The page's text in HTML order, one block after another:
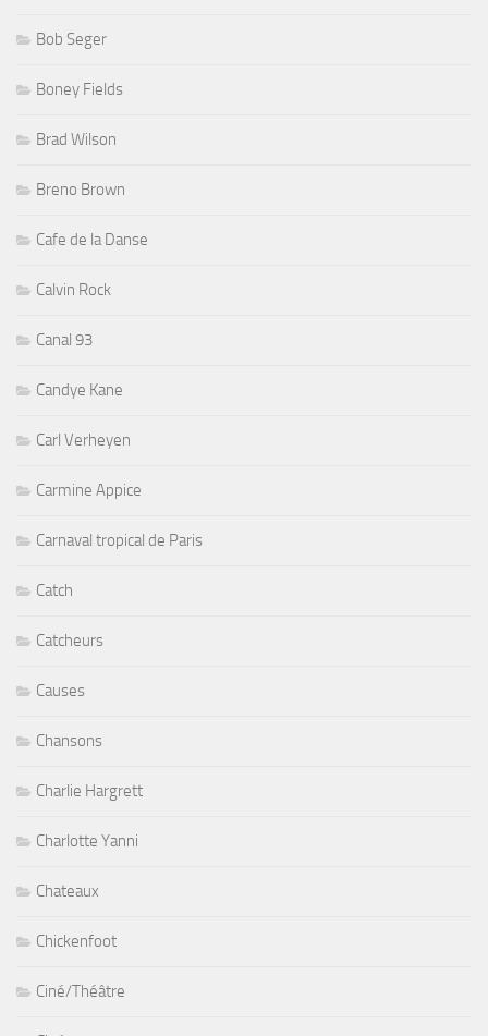
Bob Seger
Boney Fields
Brad Wilson
Breno Brown
Cafe de la Danse
Calvin Rock
Canal 93
Candye Kane
Carl Verheyen
Carmine Appice
Carnaval tropical de Paris
Catch
Catcheurs
Causes
Chansons
Charlie Hargrett
Charlotte Yanni
Chateaux
Chickenfoot
Ciné/Théâtre